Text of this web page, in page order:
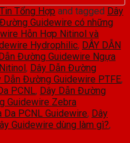
Tổng Hợp and tagged Dây
Guidewire có những
Hỗn Hợp Nitinol và
Hydrophilic, DÂY DẪN
Đường Guidewire Ngựa
, Dây Dẫn Đường
Dẫn Đường Guidewire PTFE,
PCNL, Dây Dẫn Đường
Guidewire Zebra
Da PCNL Guidewire, Dây
Guidewire dùng làm gì?,